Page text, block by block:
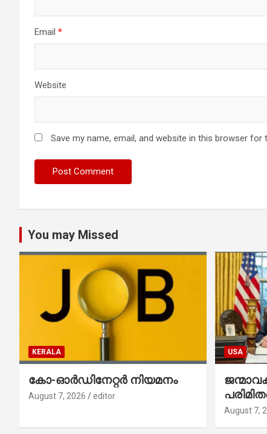
Email *
Website
Save my name, email, and website in this browser
You may Missed
KERALA
കോ-ഓർഡിനേറ്റർ നിയമനം
August 7, 2026 editor
USA
രണ്ട്
August 7,